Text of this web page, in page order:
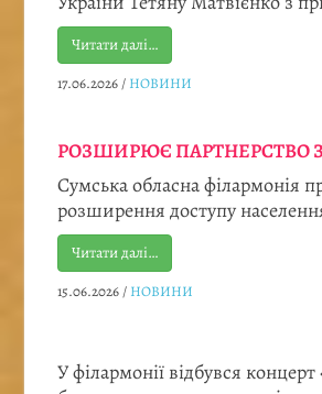
Читати далі…
17.06.2026 / НОВИНИ
РОЗШИРЮЄ ПАРТНЕРСТВО
Сумська обласна філармонія
розширення доступу
Читати далі…
15.06.2026 / НОВИНИ
У філармонії відбувся